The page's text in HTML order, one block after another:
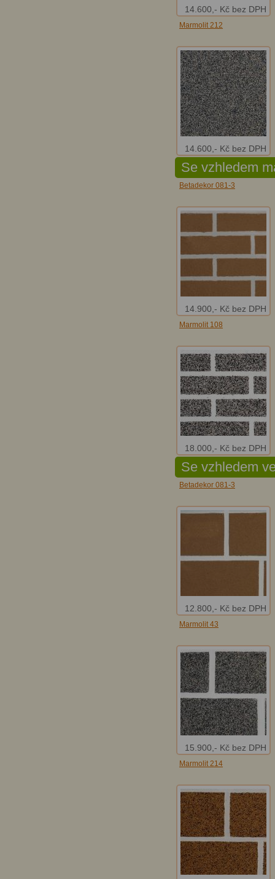
14.600,- Kč bez DPH
Marmolit 212
14.600,- Kč bez DPH
Se vzhledem
Betadekor 081-3
14.900,- Kč bez DPH
Marmolit 108
18.000,- Kč bez DPH
Se vzhledem
Betadekor 081-3
12.800,- Kč bez DPH
Marmolit 43
15.900,- Kč bez DPH
Marmolit 214